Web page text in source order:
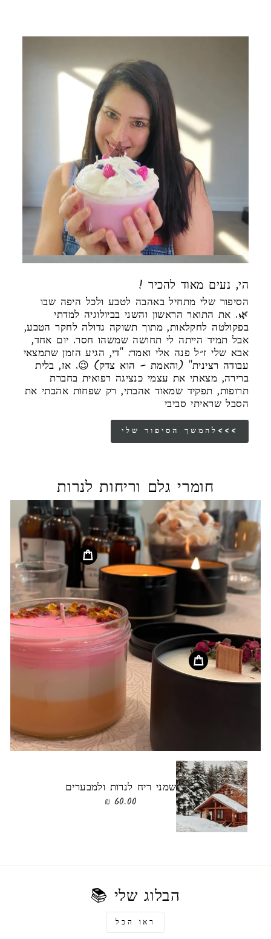
! הי, נעים מאוד להכיר
הסיפור שלי מתחיל באהבה לטבע ולכל היפה שבו
🌿. את התואר הראשון והשני בביולוגיה למדתי
בפקולטה לחקלאות, מתוך תשוקה גדולה לחקר הטבע,
אבל תמיד הייתה לי תחושה שמשהו חסר. יום אחד,
אבא שלי ז״ל פנה אלי ואמר: "די, הגיע הזמן שתמצאי
עבודה רצינית" (והאמת – הוא צדק) 😉. אז, בלית
ברירה, מצאתי את עצמי כנציגה רפואית בחברת
תרופות, תפקיד שמאוד אהבתי, רק שפחות אהבתי את
הסבל שראיתי סביבי
להמשך הסיפור שלי<<<
חומרי גלם וריחות לנרות
שמני ריח לנרות ולמבערים
60.00 ₪
הבלוג שלי 📚
ראו הכל